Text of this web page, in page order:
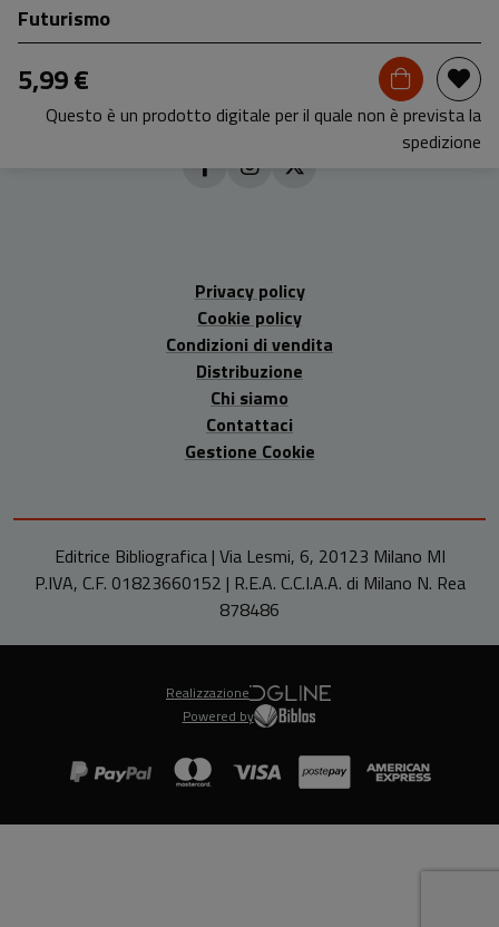
Futurismo
5,99 €
Questo è un prodotto digitale per il quale non è prevista la
spedizione
Privacy policy
Cookie policy
Condizioni di vendita
Distribuzione
Chi siamo
Contattaci
Gestione Cookie
Editrice Bibliografica | Via Lesmi, 6, 20123 Milano MI
P.IVA, C.F. 01823660152 | R.E.A. C.C.I.A.A. di Milano N. Rea
878486
Realizzazione
Powered by